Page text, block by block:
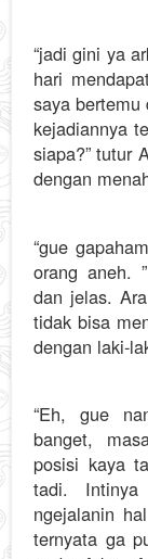
“jadi gini ya
hari
saya
kejadiannya
siapa?” tutur
dengan
“gue
orang aneh.
dan jelas.
tidak bisa
dengan laki-
“Eh, gue
banget,
posisi kaya
tadi.
ngejalanin
ternyata ga